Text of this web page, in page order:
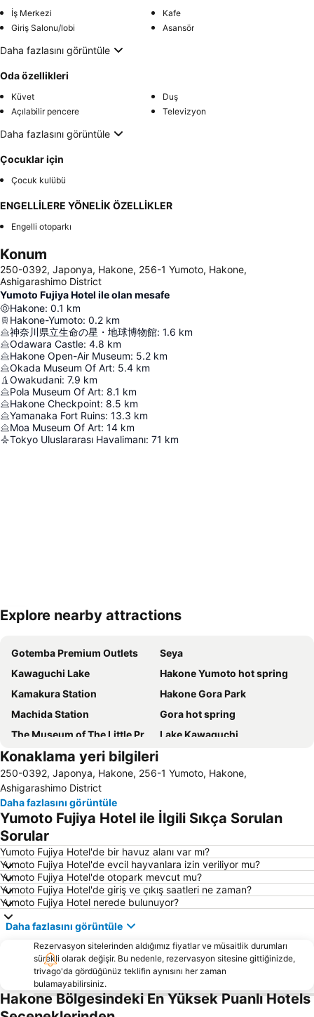
İş Merkezi
Kafe
Giriş Salonu/lobi
Asansör
Daha fazlasını görüntüle
Oda özellikleri
Küvet
Duş
Açılabilir pencere
Televizyon
Daha fazlasını görüntüle
Çocuklar için
Çocuk kulübü
ENGELLİLERE YÖNELİK ÖZELLİKLER
Engelli otoparkı
Konum
250-0392, Japonya, Hakone, 256-1 Yumoto, Hakone,
Ashigarashimo District
Yumoto Fujiya Hotel ile olan mesafe
Hakone: 0.1 km
Hakone-Yumoto: 0.2 km
神奈川県立生命の星・地球博物館: 1.6 km
Odawara Castle: 4.8 km
Hakone Open-Air Museum: 5.2 km
Okada Museum Of Art: 5.4 km
Owakudani: 7.9 km
Pola Museum Of Art: 8.1 km
Hakone Checkpoint: 8.5 km
Yamanaka Fort Ruins: 13.3 km
Moa Museum Of Art: 14 km
Tokyo Uluslararası Havalimanı: 71 km
Haritayı genişlet
Explore nearby attractions
Gotemba Premium Outlets
Seya
Kawaguchi Lake
Hakone Yumoto hot spring
Kamakura Station
Hakone Gora Park
Machida Station
Gora hot spring
The Museum of The Little Prince
Lake Kawaguchi
Atami Sun Beach
Mount Fuji
Fuji-Q Highland
Ofuna Station
Konaklama yeri bilgileri
250-0392, Japonya, Hakone, 256-1 Yumoto, Hakone,
Ashigarashimo District
Daha fazlasını görüntüle
Yumoto Fujiya Hotel ile İlgili Sıkça Sorulan
Sorular
Yumoto Fujiya Hotel'de bir havuz alanı var mı?
Yumoto Fujiya Hotel'de evcil hayvanlara izin veriliyor mu?
Yumoto Fujiya Hotel'de otopark mevcut mu?
Yumoto Fujiya Hotel'de giriş ve çıkış saatleri ne zaman?
Yumoto Fujiya Hotel nerede bulunuyor?
Daha fazlasını görüntüle
Rezervasyon sitelerinden aldığımız fiyatlar ve müsaitlik durumları
sürekli olarak değişir. Bu nedenle, rezervasyon sitesine gittiğinizde,
trivago'da gördüğünüz teklifin aynısını her zaman
bulamayabilirsiniz.
Hakone Bölgesindeki En Yüksek Puanlı Hotels